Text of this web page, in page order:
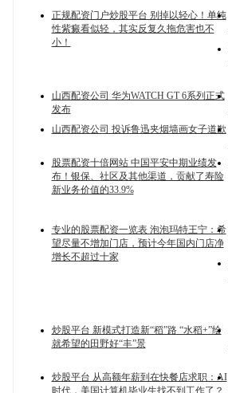
正规配资门户炒股平台 别掉以轻心！单纯
性紫癜看似轻，其实反复久拖危害也不
小！
山西配资公司 华为WATCH GT 6系列正式
发布
山西配资公司 投诉鲁迅夹烟墙画女子道歉
股票配资十倍网站 中国平安中期业绩发
布！银保、社区及其他渠道，贡献了寿险
新业务价值的33.9%
专业的股票配资一览表 泡泡玛特王宁：希
望尽量不增加门店，预计今年国内门店净
增长不超过十家
炒股平台 新模式打造新“稻”路 “水稻+”绘
就希望的田野好“丰”景
炒股平台 从高额年薪到在快餐店求职：AI
时代，美国计算机毕业生找不到工作了？